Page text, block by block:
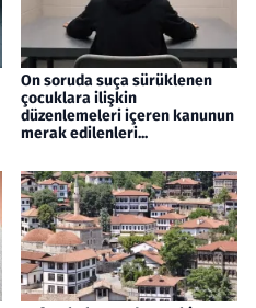
On soruda suça sürüklenen
çocuklara ilişkin
düzenlemeleri içeren kanunun
merak edilenleri...